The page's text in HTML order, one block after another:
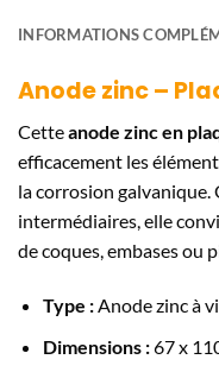
INFORMATIONS
Anode zinc –
Cetteanode zinc en
efficacement les
la corrosion galvanique.
intermédiaires, elle
de coques, embases ou
Type :Anode zinc à
Dimensions :67 x